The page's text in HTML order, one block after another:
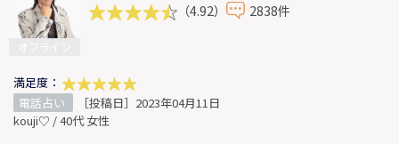
（4.92） 2838件
満足度：
電話占い
［投稿日］2023年04月11日
kouji♡ / 40代 女性